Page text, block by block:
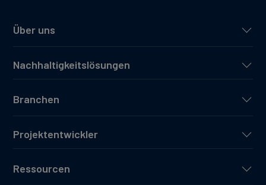
Über uns
Nachhaltigkeitslösungen
Branchen
Projektentwickler
Ressourcen